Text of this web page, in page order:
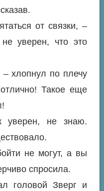
от связки, –
уверен, что это
хлопнул по плечу
Такое еще
не знаю.
не могут, а вы
спросила.
головой Зверг и